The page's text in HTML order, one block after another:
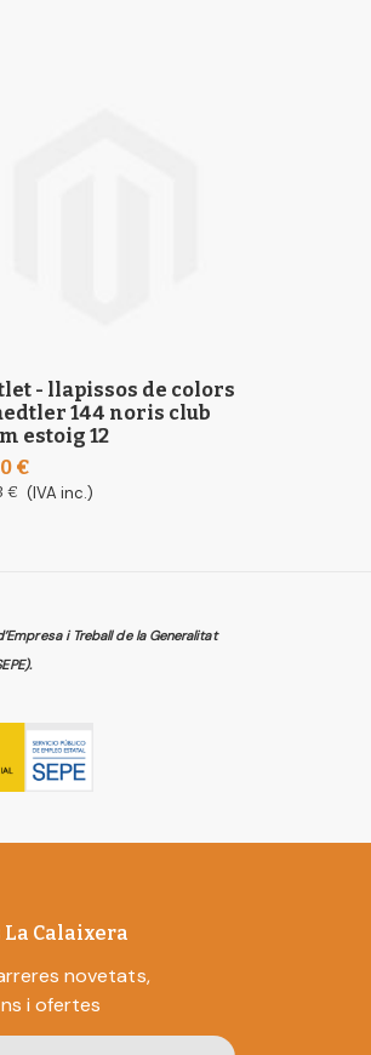
- llapissos de colors
144 noris club
estoig 12
€
€ (IVA inc.)
i Treball de la Generalitat
La Calaixera
novetats,
i ofertes